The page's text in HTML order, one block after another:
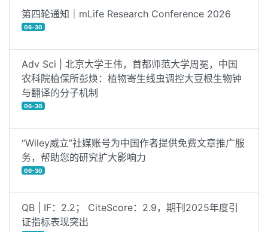
第四轮通知｜mLife Research Conference 2026
06-30
Adv Sci | 北京大学王伟，首都师范大学周冕，中国
农科院植保所彭焕：植物寄生线虫调控大豆根生物钟
与翻译的分子机制
06-30
“Wiley威立”社媒账号为中国作者提供免费文章推广服
务，帮助您的研究扩大影响力
06-30
QB | IF：2.2； CiteScore：2.9，期刊2025年度引
证指标表现突出